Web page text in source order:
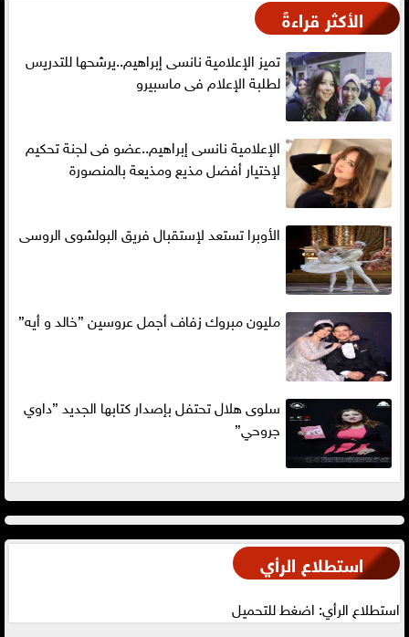
الأكثر قراءةً
تميز الإعلامية نانسى إبراهيم..يرشحها للتدريس
لطلبة الإعلام فى ماسبيرو
الإعلامية نانسى إبراهيم..عضو فى لجنة تحكيم
لإختيار أفضل مذيع ومذيعة بالمنصورة
الأوبرا تستعد لإستقبال فريق البولشوى الروسى
مليون مبروك زفاف أجمل عروسين ”خالد و أيه”
سلوى هلال تحتفل بإصدار كتابها الجديد ”داوي
جروحي”
استطلاع الرأي
استطلاع الرأي: اضغط للتحميل